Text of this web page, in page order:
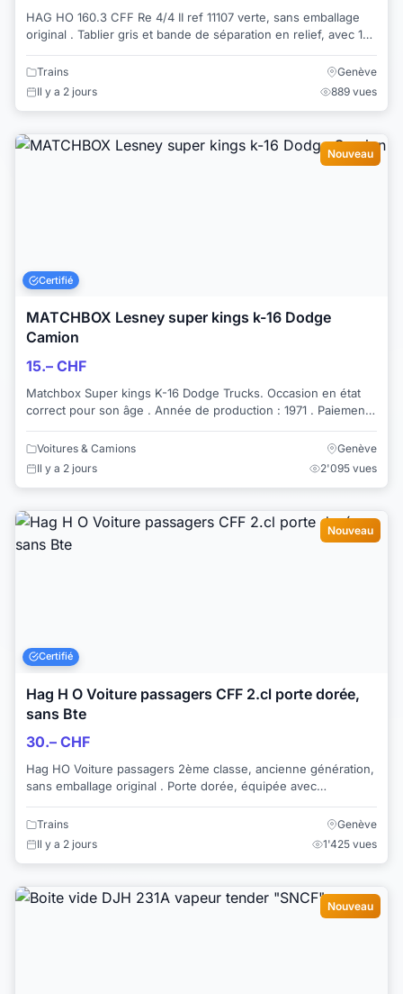
HAG HO 160.3 CFF Re 4/4 II ref 11107 verte, sans emballage
original . Tablier gris et bande de séparation en relief, avec 1
Trains
Genève
Il y a 2 jours
889 vues
Nouveau
Certifié
MATCHBOX Lesney super kings k-16 Dodge
Camion
15.– CHF
Matchbox Super kings K-16 Dodge Trucks. Occasion en état
correct pour son âge . Année de production : 1971 . Paiement
Voitures & Camions
Genève
Il y a 2 jours
2'095 vues
Nouveau
Certifié
Hag H O Voiture passagers CFF 2.cl porte dorée,
sans Bte
30.– CHF
Hag HO Voiture passagers 2ème classe, ancienne génération,
sans emballage original . Porte dorée, équipée avec
l'aménagement intérieur et inscri...
Trains
Genève
Il y a 2 jours
1'425 vues
Nouveau